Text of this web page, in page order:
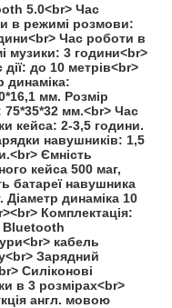
5.0<br> Час
в режимі розмови:
Час роботи в
музики: 3 години<br>
дії: до 10 метрів<br>
динаміка:
мм. Розмір
75*35*32 мм.<br> Час
кейса: 2-3,5 години.
навушників: 1,5
Ємність
кейса 500 маг,
батареї навушника
Діаметр динаміка 10
Комплектація:
Bluetooth
кабель
Зарядний
Силіконові
в 3 розмірах<br>
англ. мовою